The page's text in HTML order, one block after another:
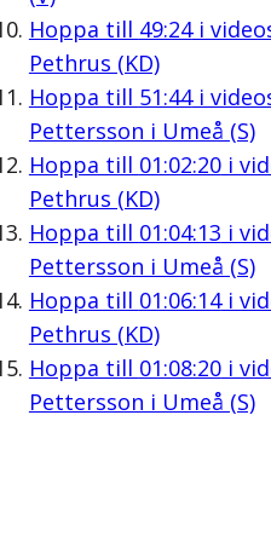
Hoppa till 49:24i
Pethrus (KD)
Hoppa till 51:44i
Pettersson i Umeå (S)
Hoppa till 01:02:20i
Pethrus (KD)
Hoppa till 01:04:13 i
Pettersson i Umeå (S)
Hoppa till 01:06:14i
Pethrus (KD)
Hoppa till 01:08:20i
Pettersson i Umeå (S)